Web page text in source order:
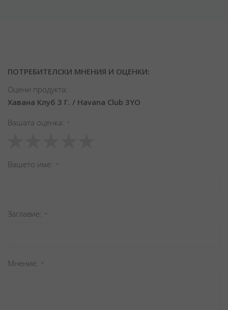
ПОТРЕБИТЕЛСКИ МНЕНИЯ И ОЦЕНКИ:
Оцени продукта:
Хавана Клуб 3 Г. / Havana Club 3YO
Вашата оценка
star
stars
stars
stars
stars
Вашето име
Заглавиe
Мнение